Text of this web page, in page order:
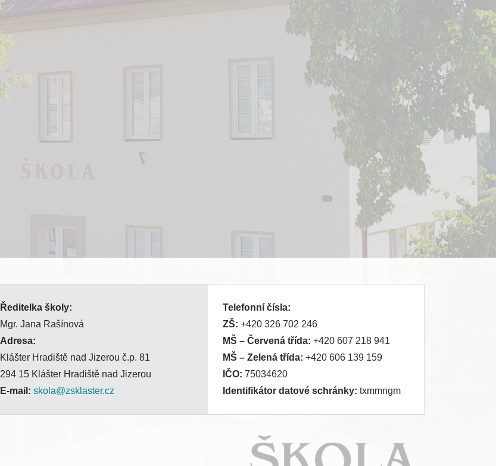
Ředitelka školy:
Mgr. Jana Rašínová
Adresa:
Klášter Hradiště nad Jizerou č.p. 81
294 15 Klášter Hradiště nad Jizerou
E-mail: skola@zsklaster.cz
Telefonní čísla:
ZŠ: +420 326 702 246
MŠ – Červená třída: +420 607 218 941
MŠ – Zelená třída: +420 606 139 159
IČO: 75034620
Identifikátor datové schránky: txmmngm